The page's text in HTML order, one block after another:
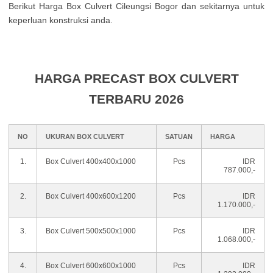
Berikut Harga Box Culvert Cileungsi Bogor dan sekitarnya untuk
keperluan konstruksi anda.
HARGA PRECAST BOX CULVERT
TERBARU 2026
NO UKURAN BOX CULVERT SATUAN HARGA
1. Box Culvert 400x400x1000 Pcs
IDR
787.000,-
2. Box Culvert 400x600x1200 Pcs
IDR
1.170.000,-
3. Box Culvert 500x500x1000 Pcs
IDR
1.068.000,-
4. Box Culvert 600x600x1000 Pcs
IDR